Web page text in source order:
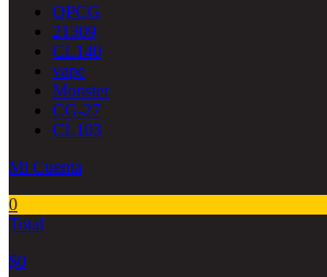
QPCG
21309
CL140
vape
Monster
CG-27
CL103
Mi Cuenta
0
Total
$0